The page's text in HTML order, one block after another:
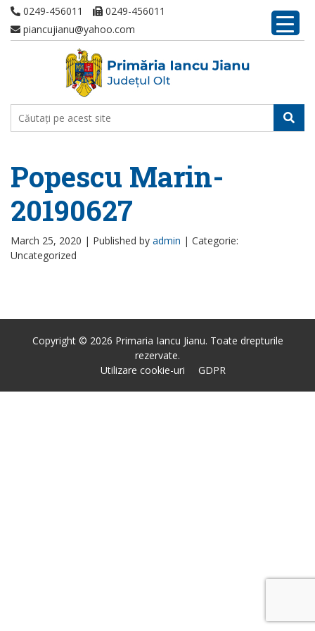
0249-456011
0249-456011
piancujianu@yahoo.com
Popescu Marin-
20190627
March 25, 2020 | Published by admin | Categorie:
Uncategorized
Copyright © 2026 Primaria Iancu Jianu. Toate drepturile
rezervate.
Utilizare cookie-uri
GDPR